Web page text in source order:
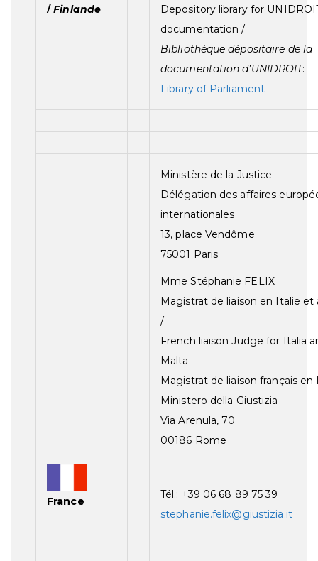
/Finlande
Depository library for
documentation /
Bibliothèque dépositaire de la
documentation d’UNIDROIT:
Library of Parliament
France
Ministère de la Justice
Délégation des affaires
internationales
13, place Vendôme
75001 Paris
Mme Stéphanie FELIX
Magistrat de liaison en Italie et
/
French liaison Judge for Italia
Malta
Magistrat de liaison français en
Ministero della Giustizia
Via Arenula, 70
00186 Rome
Tél.: +39 06 68 89 75 39
stephanie.felix@giustizia.it